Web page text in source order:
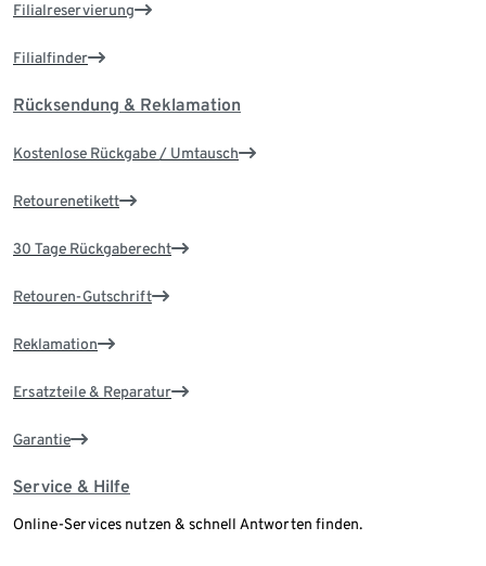
Filialreservierung
Filialfinder
Rücksendung & Reklamation
Kostenlose Rückgabe / Umtausch
Retourenetikett
30 Tage Rückgaberecht
Retouren-Gutschrift
Reklamation
Ersatzteile & Reparatur
Garantie
Service & Hilfe
Online-Services nutzen & schnell Antworten finden.